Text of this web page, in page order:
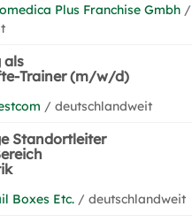
Plus Franchise Gmbh /
als
Trainer (m/w/d)
/ deutschlandweit
Standortleiter
Boxes Etc. / deutschlandweit